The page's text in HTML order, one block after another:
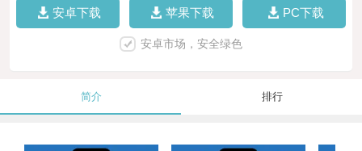
安卓下载 苹果下载 PC下载
安卓市场，安全绿色
简介 排行